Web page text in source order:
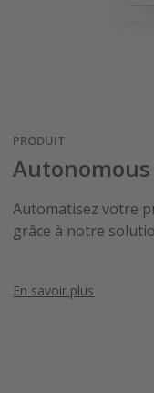
PRODUIT
Automatisez votre
grâce à notre
En savoir plus